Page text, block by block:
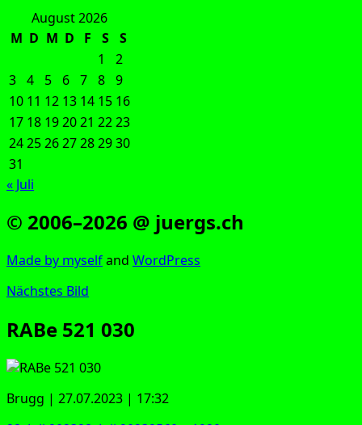
August 2026
M D M D F S
S
1
2
3 4 5 6 7 8 9
10 11 12 13 14 15 16
17 18 192021 2223
24252627282930
31
« Juli
© 2006–2026 @ juergs.ch
Made by mys­elfand Word­Press
Nächstes Bild
RABe 521 030
Brugg | 27.07.2023 | 17:32